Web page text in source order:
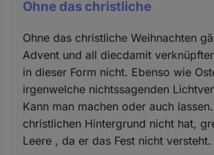
Ohne das christliche
Ohne das christliche Weihnachten
Advent und all diecdamit
in dieser Form nicht. Ebenso wie
irgenwelche nichtssagenden
Kann man machen oder auch
christlichen Hintergrund nicht hat,
Leere , da er das Fest nicht versteht.